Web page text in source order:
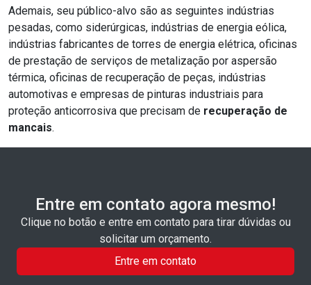
Ademais, seu público-alvo são as seguintes indústrias
pesadas, como siderúrgicas, indústrias de energia eólica,
indústrias fabricantes de torres de energia elétrica, oficinas
de prestação de serviços de metalização por aspersão
térmica, oficinas de recuperação de peças, indústrias
automotivas e empresas de pinturas industriais para
proteção anticorrosiva que precisam de recuperação de
mancais.
Entre em contato agora mesmo!
Clique no botão e entre em contato para tirar dúvidas ou
solicitar um orçamento.
Entre em contato